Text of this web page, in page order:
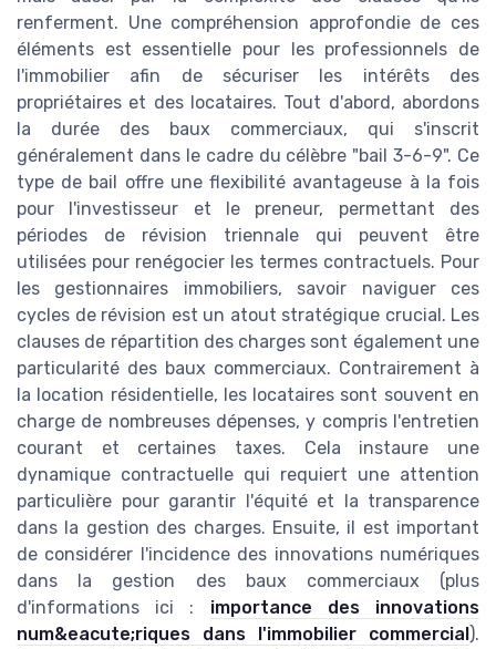
renferment. Une compréhension approfondie de ces
éléments est essentielle pour les professionnels de
l'immobilier afin de sécuriser les intérêts des
propriétaires et des locataires. Tout d'abord, abordons
la durée des baux commerciaux, qui s'inscrit
généralement dans le cadre du célèbre "bail 3-6-9". Ce
type de bail offre une flexibilité avantageuse à la fois
pour l'investisseur et le preneur, permettant des
périodes de révision triennale qui peuvent être
utilisées pour renégocier les termes contractuels. Pour
les gestionnaires immobiliers, savoir naviguer ces
cycles de révision est un atout stratégique crucial. Les
clauses de répartition des charges sont également une
particularité des baux commerciaux. Contrairement à
la location résidentielle, les locataires sont souvent en
charge de nombreuses dépenses, y compris l'entretien
courant et certaines taxes. Cela instaure une
dynamique contractuelle qui requiert une attention
particulière pour garantir l'équité et la transparence
dans la gestion des charges. Ensuite, il est important
de considérer l'incidence des innovations numériques
dans la gestion des baux commerciaux (plus
d'informations ici : importance des innovations
num&eacute;riques dans l'immobilier commercial ).